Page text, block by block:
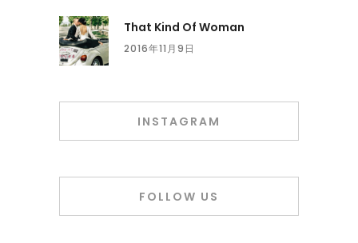
That Kind Of Woman
2016年11月9日
INSTAGRAM
FOLLOW US